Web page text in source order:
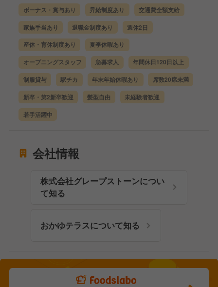
ボーナス・賞与あり 昇給制度あり 交通費全額支給
家族手当あり 退職金制度あり 週休2日
産休・育休制度あり 夏季休暇あり
オープニングスタッフ 急募求人 年間休日120日以上
制服貸与 駅チカ 年末年始休暇あり 席数20席未満
新卒・第2新卒歓迎 髪型自由 未経験者歓迎
若手活躍中
会社情報
株式会社グレープストーンについ
て知る
おかゆテラスについて知る